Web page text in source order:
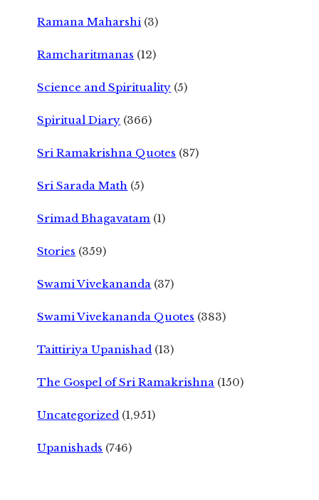
Ramana Maharshi (3)
Ramcharitmanas (12)
Science and Spirituality (5)
Spiritual Diary (366)
Sri Ramakrishna Quotes (87)
Sri Sarada Math (5)
Srimad Bhagavatam (1)
Stories (359)
Swami Vivekananda (37)
Swami Vivekananda Quotes (383)
Taittiriya Upanishad (13)
The Gospel of Sri Ramakrishna (150)
Uncategorized (1,951)
Upanishads (746)